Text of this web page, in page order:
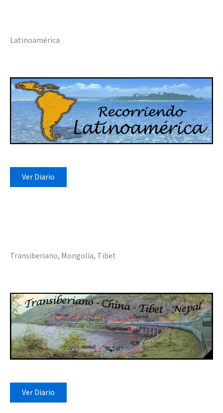
Latinoamérica
Ver Diario
Transiberiano, Mongolia, Tibet
Ver Diario